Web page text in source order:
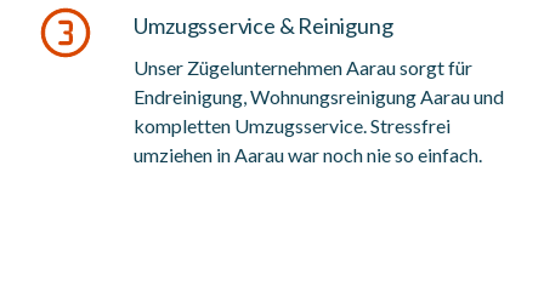
Umzugsservice & Reinigung
Unser Zügelunternehmen Aarau sorgt für
Endreinigung, Wohnungsreinigung Aarau und
kompletten Umzugsservice. Stressfrei
umziehen in Aarau war noch nie so einfach.